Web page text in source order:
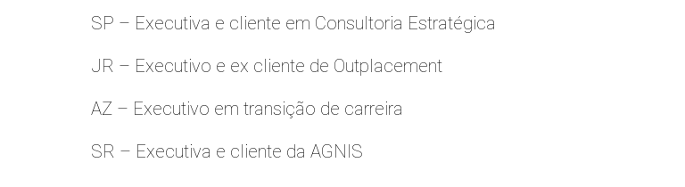
SP – Executiva e cliente em Consultoria Estratégica
JR – Executivo e ex cliente de Outplacement
AZ – Executivo em transição de carreira
SR – Executiva e cliente da AGNIS